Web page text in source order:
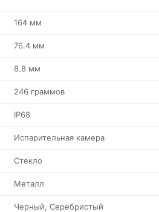
164 мм
76.4 мм
8.8 мм
246 граммов
IP68
Испарительная камера
Стекло
Металл
Черный, Серебристый